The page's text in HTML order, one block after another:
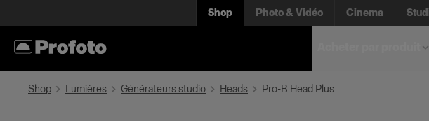
Shop Photo & Vidéo Cinema
Shop Lumières Générateurs studio Heads Pro-B Head Plus